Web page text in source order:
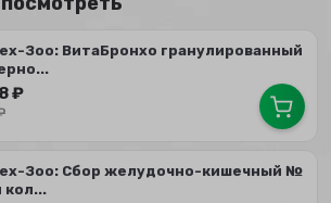
Зоо: ВитаБронхо гранулированный
₽
Зоо: Сбор желудочно-кишечный №
кол...